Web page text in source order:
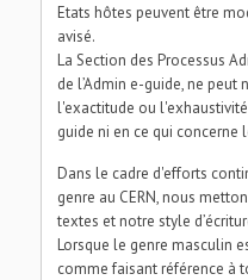
Etats hôtes peuvent être
avisé.
La Section des Processus
de l’Admin e-guide, ne
l'exactitude ou
guide ni en ce qui concerne
Dans le cadre d'efforts
genre au CERN, nous
textes et notre style
Lorsque le genre masculin
comme faisant référence à